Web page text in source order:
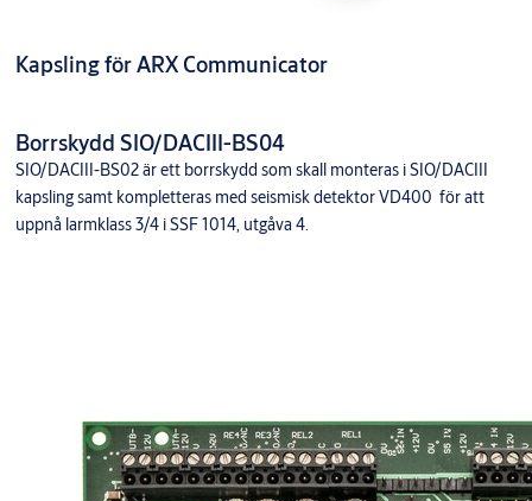
Kapsling för ARX Communicator
Borrskydd SIO/DACIII-BS04
SIO/DACIII-BS02 är ett borrskydd som skall monteras i SIO/DACIII
kapsling samt kompletteras med seismisk detektor VD400 för att
uppnå larmklass 3/4 i SSF 1014, utgåva 4.